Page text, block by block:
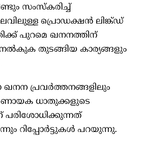
സംസ്‌കരിച്ച്
പ്രൊഡക്ഷന്‍ ലിങ്ക്ഡ്
പുറമെ ഖനനത്തിന്
തുടങ്ങിയ കാര്യങ്ങളും
പ്രവര്‍ത്തനങ്ങളിലും
ധാതുക്കളുടെ
റിപ്പോര്‍ട്ടുകള്‍ പറയുന്നു.